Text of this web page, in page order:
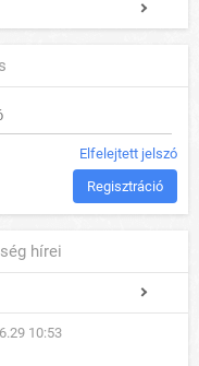
Elfelejtett jelszó
Regisztráció
hírei
10:53